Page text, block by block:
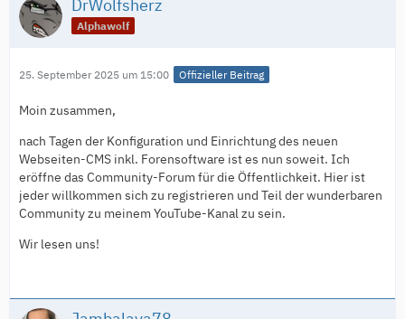
DrWolfsherz
Alphawolf
25. September 2025 um 15:00 Offizieller Beitrag
Moin zusammen,
nach Tagen der Konfiguration und Einrichtung des neuen
Webseiten-CMS inkl. Forensoftware ist es nun soweit. Ich
eröffne das Community-Forum für die Öffentlichkeit. Hier ist
jeder willkommen sich zu registrieren und Teil der wunderbaren
Community zu meinem YouTube-Kanal zu sein.
Wir lesen uns!